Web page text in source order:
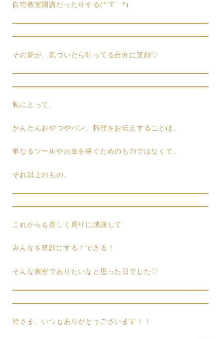
自宅教室開講だったりする(*´∇｀*)
その夢が、気づいたら叶ってる自分に笑顔♡
私にとって、
かんたんおやつやパン、料理をお伝えすることは、
単なるツールやお金を稼ぐためのものではなくて、
それ以上のもの。
これからも楽しく周りに感謝して
みんなを笑顔にする！できる！
そんな教室でありたいなと思った日でした♡
皆さま、いつもありがとうございます！！